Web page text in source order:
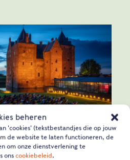
beheren
'cookies' (tekstbestandjes die op jouw
de website te laten functioneren, de
om onze dienstverlening te
ons cookiebeleid.